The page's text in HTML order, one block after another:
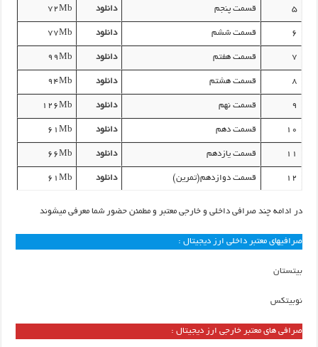
5 قسمت پنجم دانلود ۷۲Mb
6 قسمت ششم دانلود ۷۷Mb
7 قسمت هفتم دانلود ۹۹Mb
8 قسمت هشتم دانلود ۹۴Mb
9 قسمت نهم دانلود ۱۲۶Mb
10 قسمت دهم دانلود ۶۱Mb
11 قسمت یازدهم دانلود ۶۶Mb
12 قسمت دوازدهم(تمرین) دانلود ۶۱Mb
در ادامه چند صرافی داخلی و خارجی معتبر و مطمئن حضور شما معرفی میشوند
صرافیهای معتبر داخلی ارز دیجیتال :
بیتستان
نوبیتکس
صرافی های معتبر خارجی ارز دیجیتال :